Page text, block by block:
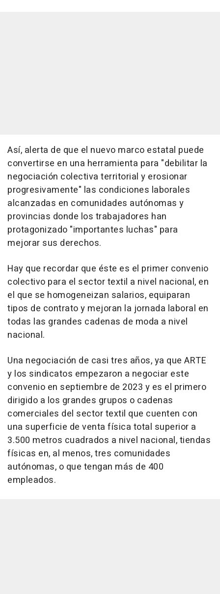
Así, alerta de que el nuevo marco estatal puede
convertirse en una herramienta para "debilitar la
negociación colectiva territorial y erosionar
progresivamente" las condiciones laborales
alcanzadas en comunidades autónomas y
provincias donde los trabajadores han
protagonizado "importantes luchas" para
mejorar sus derechos.
Hay que recordar que éste es el primer convenio
colectivo para el sector textil a nivel nacional, en
el que se homogeneizan salarios, equiparan
tipos de contrato y mejoran la jornada laboral en
todas las grandes cadenas de moda a nivel
nacional.
Una negociación de casi tres años, ya que ARTE
y los sindicatos empezaron a negociar este
convenio en septiembre de 2023 y es el primero
dirigido a los grandes grupos o cadenas
comerciales del sector textil que cuenten con
una superficie de venta física total superior a
3.500 metros cuadrados a nivel nacional, tiendas
físicas en, al menos, tres comunidades
autónomas, o que tengan más de 400
empleados.